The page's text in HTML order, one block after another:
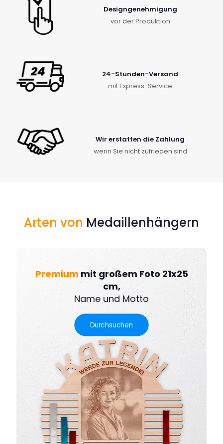
Designgenehmigung
vor der Produktion
24-Stunden-Versand
mit Express-Service
Wir erstatten die Zahlung
wenn Sie nicht zufrieden sind
Arten von Medaillenhängern
Premium mit großem Foto 21x25
cm,
Name und Motto
Durchsuchen